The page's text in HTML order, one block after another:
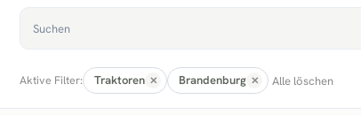
Aktive Filter: Traktoren Brandenburg Alle löschen